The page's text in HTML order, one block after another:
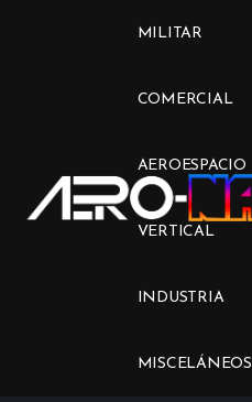
MILITAR
COMERCIAL
AEROESPACIO
VERTICAL
INDUSTRIA
MISCELÁNEOS